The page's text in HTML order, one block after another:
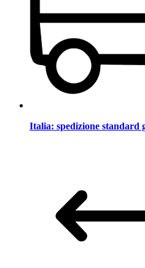
Italia: spedizione standard